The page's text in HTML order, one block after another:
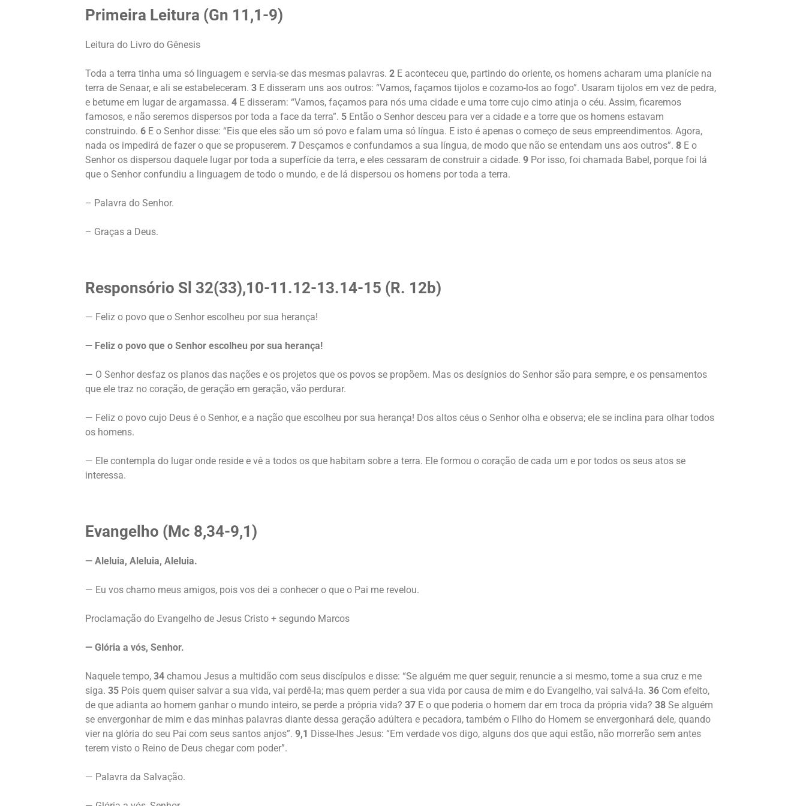
Primeira Leitura (Gn 11,1-9)
Leitura do Livro do Gênesis
Toda a terra tinha uma só linguagem e servia-se das mesmas palavras. 2 E aconteceu que, partindo do oriente, os homens acharam uma planície na
terra de Senaar, e ali se estabeleceram. 3 E disseram uns aos outros: “Vamos, façamos tijolos e cozamo-los ao fogo”. Usaram tijolos em vez de pedra,
e betume em lugar de argamassa. 4 E disseram: “Vamos, façamos para nós uma cidade e uma torre cujo cimo atinja o céu. Assim, ficaremos
famosos, e não seremos dispersos por toda a face da terra”. 5 Então o Senhor desceu para ver a cidade e a torre que os homens estavam
construindo. 6 E o Senhor disse: “Eis que eles são um só povo e falam uma só língua. E isto é apenas o começo de seus empreendimentos. Agora,
nada os impedirá de fazer o que se propuserem. 7 Desçamos e confundamos a sua língua, de modo que não se entendam uns aos outros”. 8 E o
Senhor os dispersou daquele lugar por toda a superfície da terra, e eles cessaram de construir a cidade. 9 Por isso, foi chamada Babel, porque foi lá
que o Senhor confundiu a linguagem de todo o mundo, e de lá dispersou os homens por toda a terra.
– Palavra do Senhor.
– Graças a Deus.
Responsório Sl 32(33),10-11.12-13.14-15 (R. 12b)
— Feliz o povo que o Senhor escolheu por sua herança!
— Feliz o povo que o Senhor escolheu por sua herança!
— O Senhor desfaz os planos das nações e os projetos que os povos se propõem. Mas os desígnios do Senhor são para sempre, e os pensamentos
que ele traz no coração, de geração em geração, vão perdurar.
— Feliz o povo cujo Deus é o Senhor, e a nação que escolheu por sua herança! Dos altos céus o Senhor olha e observa; ele se inclina para olhar todos
os homens.
— Ele contempla do lugar onde reside e vê a todos os que habitam sobre a terra. Ele formou o coração de cada um e por todos os seus atos se
interessa.
Evangelho (Mc 8,34-9,1)
— Aleluia, Aleluia, Aleluia.
— Eu vos chamo meus amigos, pois vos dei a conhecer o que o Pai me revelou.
Proclamação do Evangelho de Jesus Cristo + segundo Marcos
— Glória a vós, Senhor.
Naquele tempo, 34 chamou Jesus a multidão com seus discípulos e disse: “Se alguém me quer seguir, renuncie a si mesmo, tome a sua cruz e me
siga. 35 Pois quem quiser salvar a sua vida, vai perdê-la; mas quem perder a sua vida por causa de mim e do Evangelho, vai salvá-la. 36 Com efeito,
de que adianta ao homem ganhar o mundo inteiro, se perde a própria vida? 37 E o que poderia o homem dar em troca da própria vida? 38 Se alguém
se envergonhar de mim e das minhas palavras diante dessa geração adúltera e pecadora, também o Filho do Homem se envergonhará dele, quando
vier na glória do seu Pai com seus santos anjos”. 9,1 Disse-lhes Jesus: “Em verdade vos digo, alguns dos que aqui estão, não morrerão sem antes
terem visto o Reino de Deus chegar com poder”.
— Palavra da Salvação.